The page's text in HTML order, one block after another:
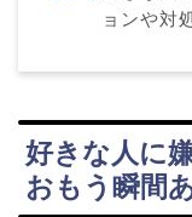
ョンや対
好きな人に
おもう瞬間